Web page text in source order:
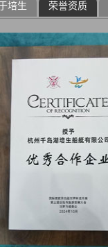
培生 荣誉资质